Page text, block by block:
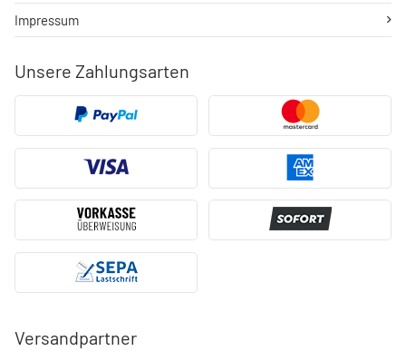
Unsere Zahlungsarten
Versandpartner
Impressum